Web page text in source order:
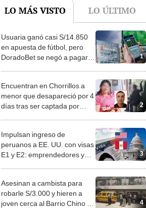
LO MÁS VISTO LO ÚLTIMO
1
Usuaria ganó casi S/14.850
en apuesta de fútbol, pero
DoradoBet se negó a pagar:
2
Encuentran en Chorrillos a
menor que desapareció por 4
días tras ser captada por
3
Impulsan ingreso de
peruanos a EE. UU. con visas
E1 y E2: emprendedores y
4
Asesinan a cambista para
robarle S/3.000 y hieren a
joven cerca al Barrio Chino en